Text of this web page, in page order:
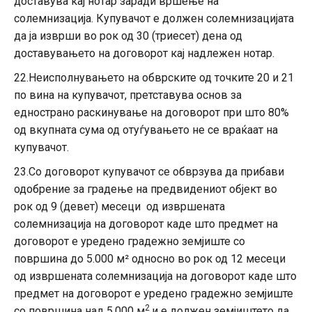
солемнизација. Купувачот е должен солемнизацијата
да ја изврши во рок од 30 (триесет) дена од
доставувањето на договорот кај надлежен нотар.
22.Неисполнувањето на обврските од точките 20 и 21
по вина на купувачот, претставува основ за
еднострано раскинување на договорот при што 80%
од вкупната сума од отуѓувањето не се враќаат на
купувачот.
23.Со договорот купувачот се обврзува да прибави
одобрение за градење на предвидениот објект во
рок од 9 (девет) месеци од извршената
солемнизација на договорот каде што предмет на
договорот е уредено градежно земјиште со
површина до 5.000 м² односно во рок од 12 месеци
од извршената солемнизација на договорот каде што
предмет на договорот е уредено градежно земјиште
2